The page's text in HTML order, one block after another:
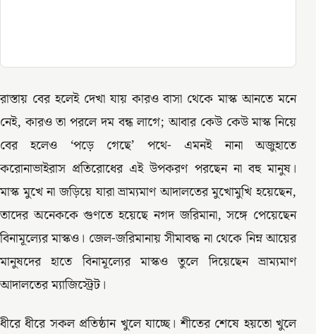
রাস্তায় বের হলেই দেখা যায় কারও বাসা থেকে মাস্ক আনতে মনে
নেই, কারও তা পরলে দম বন্ধ লাগে; আবার কেউ কেউ মাস্ক নিয়ে
বের হলেও ‘পড়ে গেছে’ পথে- এমনই নানা অজুহাতে
করোনাভাইরাস প্রতিরোধের এই উপকরণ পরছেন না বহু মানুষ।
মাস্ক মুখে না জড়িয়ে যারা ভ্রাম্যমাণ আদালতের মুখোমুখি হয়েছেন,
তাদের অনেককে গুণতে হয়েছে নগদ জরিমানা, সঙ্গে পেয়েছেন
বিনামূল্যের মাস্কও। জেল-জরিমানায় সীমাবদ্ধ না থেকে নিম্ন আয়ের
মানুষদের হাতে বিনামূল্যের মাস্কও তুলে দিয়েছেন ভ্রাম্যমাণ
আদালতের ম্যাজিস্ট্রেট।
ধীরে ধীরে সকল প্রতিষ্ঠান খুলে যাচ্ছে। শীতের শেষে হয়তো খুলে